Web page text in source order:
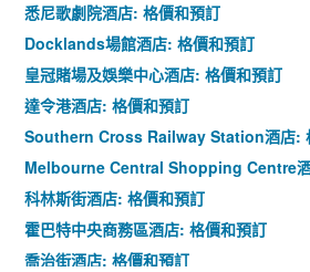
悉尼歌劇院酒店: 格價和預訂
Docklands場館酒店: 格價和預訂
皇冠賭場及娛樂中心酒店: 格價和預訂
達令港酒店: 格價和預訂
Southern Cross Railway Station酒店:
Melbourne Central Shopping Centre
科林斯街酒店: 格價和預訂
霍巴特中央商務區酒店: 格價和預訂
喬治街酒店: 格價和預訂